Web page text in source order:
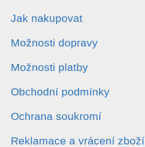
Jak nakupovat
Možnosti dopravy
Možnosti platby
Obchodní podmínky
Ochrana soukromí
Reklamace a vrácení zboží